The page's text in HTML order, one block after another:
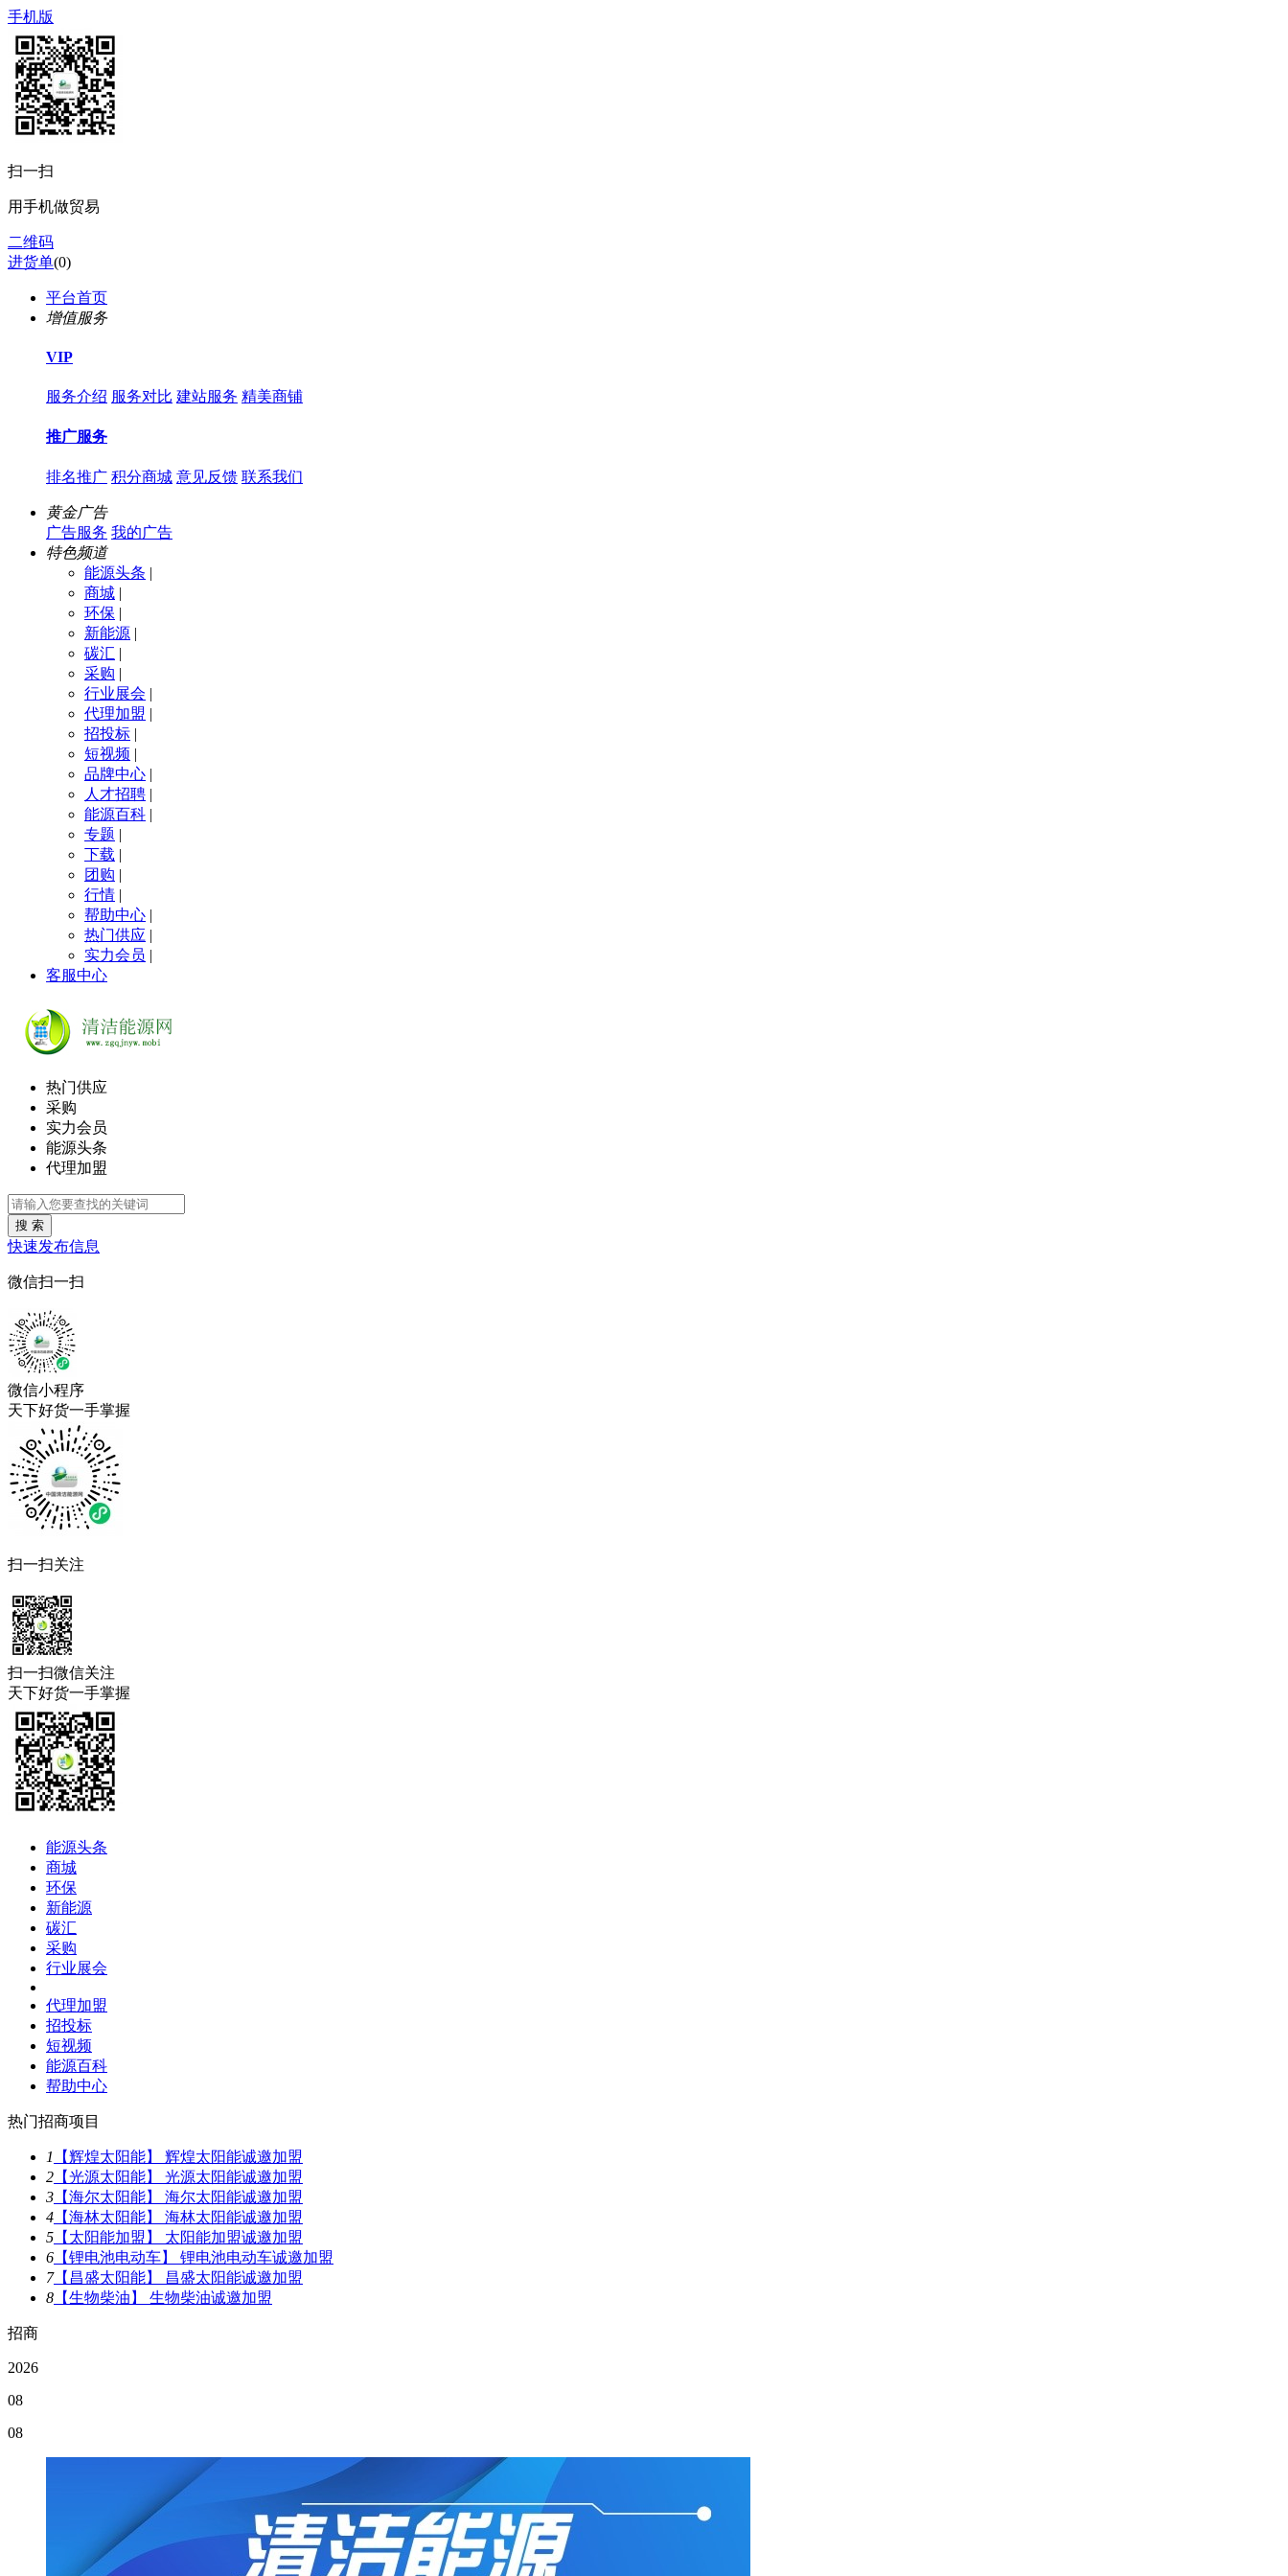
手机版
扫一扫
用手机做贸易
二维码
进货单(0)
平台首页
增值服务
VIP
服务介绍 服务对比 建站服务 精美商铺
推广服务
排名推广 积分商城 意见反馈 联系我们
黄金广告
广告服务 我的广告
特色频道
能源头条 |
商城 |
环保 |
新能源 |
碳汇 |
采购 |
行业展会 |
代理加盟 |
招投标 |
短视频 |
品牌中心 |
人才招聘 |
能源百科 |
专题 |
下载 |
团购 |
行情 |
帮助中心 |
热门供应 |
实力会员 |
客服中心
热门供应
采购
实力会员
能源头条
代理加盟
搜 索
快速发布信息
微信扫一扫
微信小程序
天下好货一手掌握
扫一扫关注
扫一扫微信关注
天下好货一手掌握
能源头条
商城
环保
新能源
碳汇
采购
行业展会
代理加盟
招投标
短视频
能源百科
帮助中心
热门招商项目
1
【辉煌太阳能】 辉煌太阳能诚邀加盟
2 【光源太阳能】 光源太阳能诚邀加盟
3 【海尔太阳能】 海尔太阳能诚邀加盟
4 【海林太阳能】 海林太阳能诚邀加盟
5 【太阳能加盟】 太阳能加盟诚邀加盟
6 【锂电池电动车】 锂电池电动车诚邀加盟
7【昌盛太阳能】 昌盛太阳能诚邀加盟
8 【生物柴油】 生物柴油诚邀加盟
招商
2026
08
08